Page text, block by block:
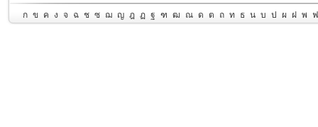
ก ข ค ง จ ฉ ช ซ ฌ ญ ฎ ฏ ฐ ฑ ฒ ณ ด ต ถ ท ธ น บ ป ผ ฝ พ ฟ